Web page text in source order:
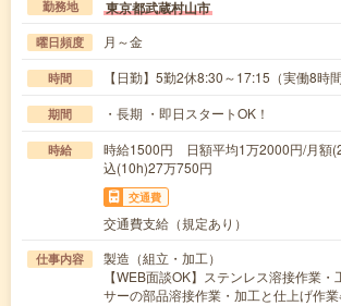
勤務地 東京都武蔵村山市
曜日頻度 月～金
時間 【日勤】5勤2休8:30～17:15（実働8時
期間 ・長期 ・即日スタートOK！
時給
時給1500円 日額平均1万2000円/月額
込(10h)27万750円
交通費
交通費支給（規定あり）
仕事内容
製造（組立・加工）
【WEB面談OK】ステンレス溶接作業
サーの部品溶接作業・加工と仕上げ作